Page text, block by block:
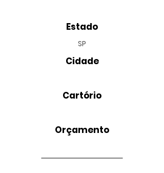
Estado
SP
Cidade
Cartório
Orçamento